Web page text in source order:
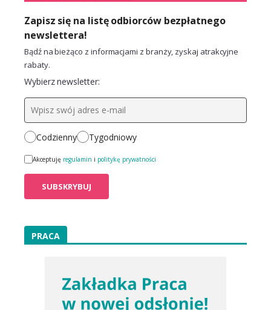
Zapisz się na listę odbiorców bezpłatnego
newslettera!
Bądź na bieżąco z informacjami z branży, zyskaj atrakcyjne
rabaty.
Wybierz newsletter:
Codzienny Tygodniowy
Akceptuję regulamin i politykę prywatności
PRACA